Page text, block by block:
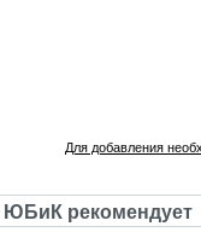
Для добавления
ЮБиК рекомендует